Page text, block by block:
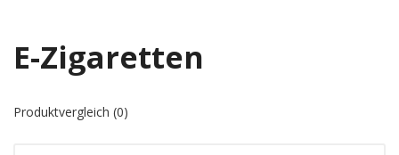
E-Zigaretten
Produktvergleich (0)